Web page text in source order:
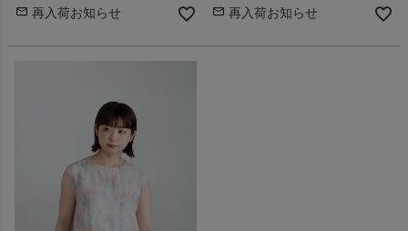
再入荷お知らせ 再入荷お知らせ